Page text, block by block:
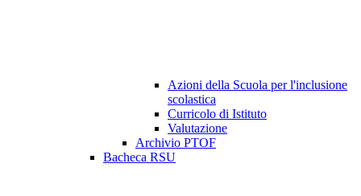
Azioni della Scuola per l'inclusione
scolastica
Curricolo di Istituto
Valutazione
Archivio PTOF
Bacheca RSU